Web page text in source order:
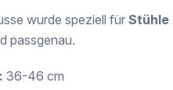
wurde speziell für Stühle
passgenau.
36-46 cm